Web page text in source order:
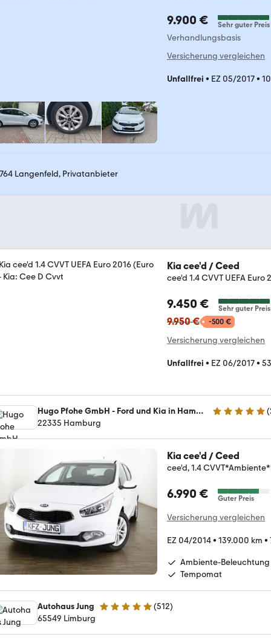
9.900 € Sehr guter Preis
Verhandlungsbasis
Versicherung vergleichen
Unfallfrei • EZ 05/2017•
Langenfeld, Privatanbieter
Kia cee'd / Ceed
cee'd 1.4 CVVT UEFA Euro
9.450 € Sehr guter Preis
9.950 € -500 €
Versicherung vergleichen
Unfallfrei • EZ 06/2017•
Hugo Pfohe GmbH - Ford und Kia in Hamburg-Fuhlsbüttel 4.8 Sterne (
22335 Hamburg
Kia cee'd / Ceed
cee'd, 1.4
6.990 € Guter Preis
Versicherung vergleichen
EZ 04/2014• 139.000 km •
Ambiente-Beleuchtung
Tempomat
Autohaus Jung 4.9 Sterne (512)
65549 Limburg